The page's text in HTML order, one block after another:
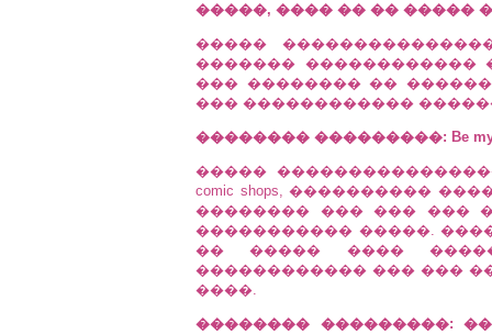
�����, ���� �� �� �����
�����
������� ������������
��� �������� ��
��� ������������
�������� ���������: Be my
�����
comic shops, ����������
�������� ��� ��� ���
����������� �����.
�� ����� ����
������������ ��� ���
����.
�������� ���������: